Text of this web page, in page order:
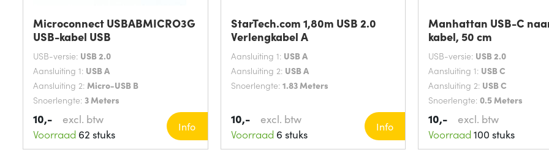
Microconnect USBABMICRO3G
USB-kabel USB
USB-versie: USB 2.0
Aansluiting 1: USB A
Aansluiting 2: Micro-USB B
Snoerlengte: 3 Meters
10,-
excl. btw
Voorraad 62 stuks
Info
StarTech.com 1,80m USB 2.0
Verlengkabel A
Aansluiting 1: USB A
Aansluiting 2: USB A
Snoerlengte: 1.83 Meters
10,-
excl. btw
Voorraad 6 stuks
Info
Manhattan USB-C
kabel, 50 cm
USB-versie: USB 2.0
Aansluiting 1: USB C
Aansluiting 2: USB C
Snoerlengte: 0.5 Meters
10,-
excl. btw
Voorraad 100 stuks